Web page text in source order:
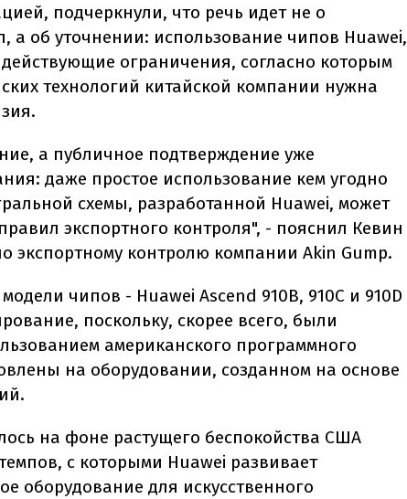
подчеркнули, что речь идет не о
а об уточнении: использование чипов Huawei,
ограничения, согласно которым
технологий китайской компании нужна
а публичное подтверждение уже
даже простое использование кем угодно
схемы, разработанной Huawei, может
экспортного контроля", - пояснил Кевин
экспортному контролю компании Akin Gump.
чипов - Huawei Ascend 910B, 910C и 910D
поскольку, скорее всего, были
американского программного
на оборудовании, созданном на основе
на фоне растущего беспокойства США
с которыми Huawei развивает
оборудование для искусственного